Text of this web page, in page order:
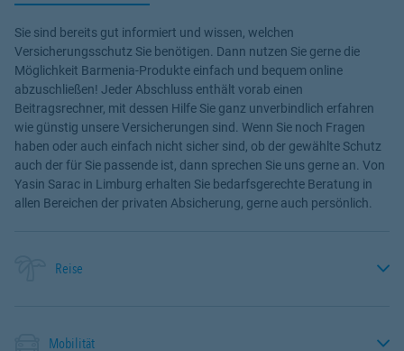
Sie sind bereits gut informiert und wissen, welchen
Versicherungsschutz Sie benötigen. Dann nutzen Sie gerne die
Möglichkeit Barmenia-Produkte einfach und bequem online
abzuschließen! Jeder Abschluss enthält vorab einen
Beitragsrechner, mit dessen Hilfe Sie ganz unverbindlich erfahren
wie günstig unsere Versicherungen sind. Wenn Sie noch Fragen
haben oder auch einfach nicht sicher sind, ob der gewählte Schutz
auch der für Sie passende ist, dann sprechen Sie uns gerne an. Von
Yasin Sarac in Limburg erhalten Sie bedarfsgerechte Beratung in
allen Bereichen der privaten Absicherung, gerne auch persönlich.
Reise
Mobilität